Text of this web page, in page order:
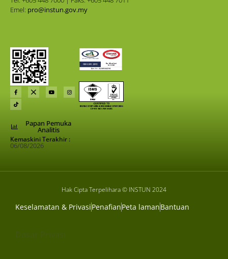
Emel: pro@instun.gov.my
Papan Pemuka
Analitis
Kemaskini Terakhir :
06/08/2026
Hak Cipta Terpelihara © INSTUN 2024
Keselamatan & PrivasiPenafianPeta lamanBantuan